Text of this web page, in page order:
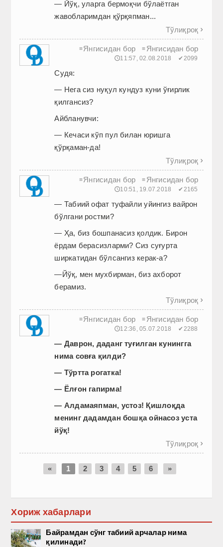
— Йўқ, уларга бермоқчи бўлаётган
жавобларимдан қўрқяпман...
Тўлиқроқ 
≡Янгисидан бор ≡ Янгисидан бор
🕔11:57, 02.08.2018 ✔2099
Судя:
— Нега сиз нуқул кундуз куни ўғирлик
қилгансиз?
Айбланувчи:
— Кечаси кўп пул билан юришга
қўрқаман-да!
Тўлиқроқ 
≡Янгисидан бор ≡ Янгисидан бор
🕔10:51, 19.07.2018 ✔2165
— Табиий офат туфайли уйингиз вайрон
бўлгани ростми?
— Ҳа, биз бошпанасиз қолдик. Бирон
ёрдам берасизларми? Сиз суғурта
ширкатидан бўлсангиз керак-а?
—Йўқ, мен мухбирман, биз ахборот
берамиз.
Тўлиқроқ 
≡Янгисидан бор ≡ Янгисидан бор
🕔12:36, 05.07.2018 ✔2288
— Даврон, даданг туғилган кунингга
ни­ма совға қилди?
— Тўртта рогатка!
— Ёлғон гапирма!
— Алдамаяпман, устоз! Қишлоқда
менинг дадамдан бошқа ойнасоз уста
йўқ!
Тўлиқроқ 
« 1 2 3 4 5 6 »
Хориж хабарлари
Байрамдан сўнг табиий арчалар нима
қилинади?